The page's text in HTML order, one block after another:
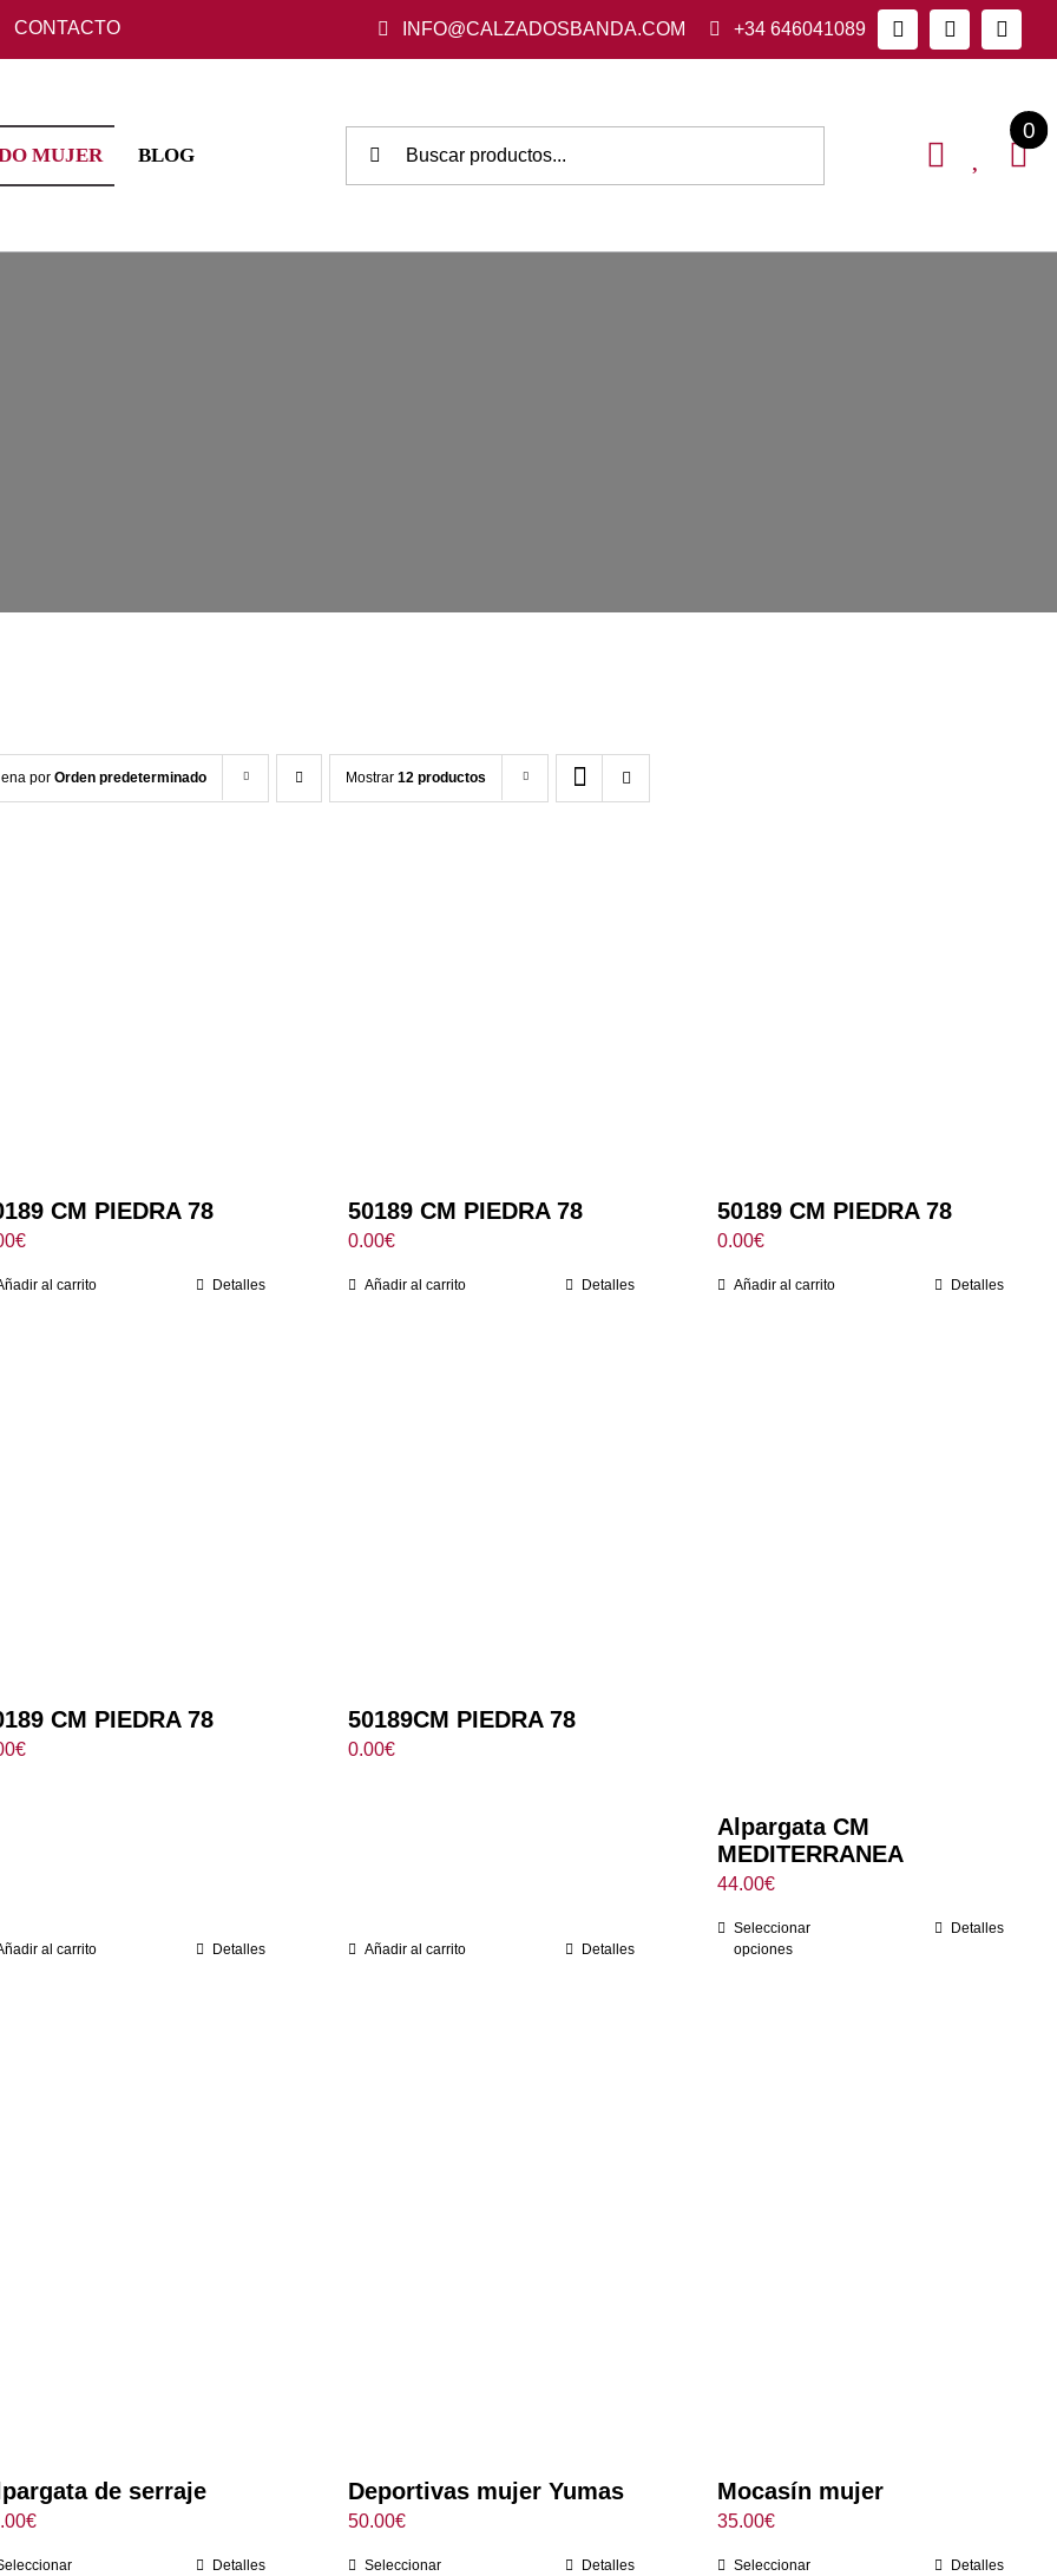
CONTACTO INFO@CALZADOSBANDA.COM +34 646041089
MUJER BLOG
0
porOrden predeterminado Mostrar12 productos
CM PIEDRA 78
€
al carrito Detalles
50189 CM PIEDRA 78
0.00€
Añadir al carrito Detalles
50189 CM PIEDRA 78
0.00€
Añadir al carrito Detalles
CM PIEDRA 78
€
al carrito Detalles
50189CM PIEDRA 78
0.00€
Añadir al carrito Detalles
Alpargata CM
MEDITERRANEA
44.00€
Seleccionar
opciones
Detalles
de serraje
€
Detalles
Deportivas mujer Yumas
50.00€
Seleccionar
Detalles
Mocasín mujer
35.00€
Seleccionar
Detalles